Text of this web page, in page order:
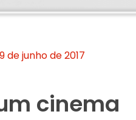
de junho de 2017
cinema